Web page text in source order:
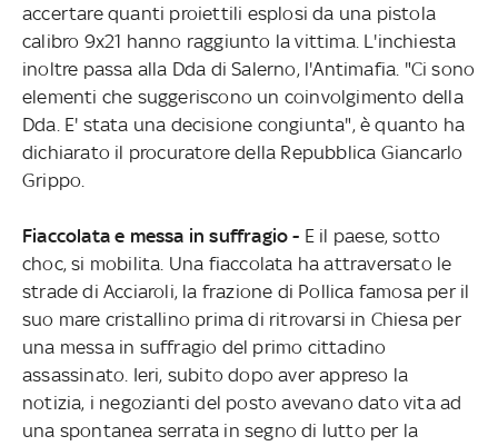
accertare quanti proiettili esplosi da una pistola
calibro 9x21 hanno raggiunto la vittima. L'inchiesta
inoltre passa alla Dda di Salerno, l'Antimafia. "Ci sono
elementi che suggeriscono un coinvolgimento della
Dda. E' stata una decisione congiunta", è quanto ha
dichiarato il procuratore della Repubblica Giancarlo
Grippo.
Fiaccolata e messa in suffragio - E il paese, sotto
choc, si mobilita. Una fiaccolata ha attraversato le
strade di Acciaroli, la frazione di Pollica famosa per il
suo mare cristallino prima di ritrovarsi in Chiesa per
una messa in suffragio del primo cittadino
assassinato. Ieri, subito dopo aver appreso la
notizia, i negozianti del posto avevano dato vita ad
una spontanea serrata in segno di lutto per la